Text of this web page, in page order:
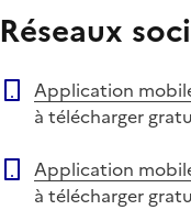
Réseaux
Application
à télécharger
Application
à télécharger